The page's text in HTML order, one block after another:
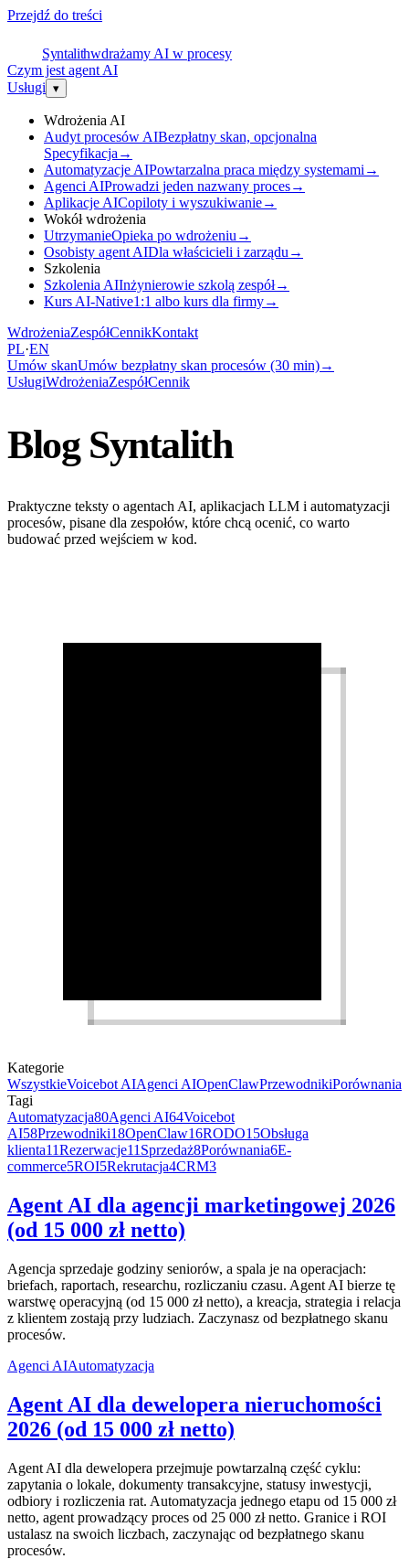
Przejdź do treści
Syntalithwdrażamy AI w procesy
Czym jest agent AI
Usługi ▾
Wdrożenia AI
Audyt procesów AIBezpłatny skan, opcjonalna
Specyfikacja →
Automatyzacje AIPowtarzalna praca między systemami →
Agenci AIProwadzi jeden nazwany proces→
Aplikacje AICopiloty i wyszukiwanie→
Wokół wdrożenia
UtrzymanieOpieka po wdrożeniu →
Osobisty agent AIDla właścicieli i zarządu →
Szkolenia
Szkolenia AIInżynierowie szkolą zespół→
Kurs AI-Native1:1 albo kurs dla firmy→
WdrożeniaZespółCennikKontakt
PL·EN
Umów skanUmów bezpłatny skan procesów (30 min)→
UsługiWdrożeniaZespółCennik
Blog Syntalith
Praktyczne teksty o agentach AI, aplikacjach LLM i automatyzacji
procesów, pisane dla zespołów, które chcą ocenić, co warto
budować przed wejściem w kod.
Kategorie
WszystkieVoicebot AIAgenci AIOpenClawPrzewodnikiPorównania
Tagi
Automatyzacja80Agenci AI64Voicebot
AI58Przewodniki18OpenClaw16RODO15Obsługa
klienta11Rezerwacje11 Sprzedaż8Porównania6E-
commerce5ROI5Rekrutacja4CRM3
Agent AI dla agencji marketingowej 2026
(od 15 000 zł netto)
Agencja sprzedaje godziny seniorów, a spala je na operacjach:
briefach, raportach, researchu, rozliczaniu czasu. Agent AI bierze tę
warstwę operacyjną (od 15 000 zł netto), a kreacja, strategia i relacja
z klientem zostają przy ludziach. Zaczynasz od bezpłatnego skanu
procesów.
Agenci AIAutomatyzacja
Agent AI dla dewelopera nieruchomości
2026 (od 15 000 zł netto)
Agent AI dla dewelopera przejmuje powtarzalną część cyklu:
zapytania o lokale, dokumenty transakcyjne, statusy inwestycji,
odbiory i rozliczenia rat. Automatyzacja jednego etapu od 15 000 zł
netto, agent prowadzący proces od 25 000 zł netto. Granice i ROI
ustalasz na swoich liczbach, zaczynając od bezpłatnego skanu
procesów.